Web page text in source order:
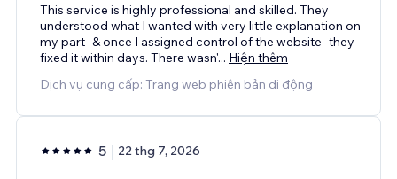
This service is highly professional and skilled. They
understood what I wanted with very little explanation on
my part -& once I assigned control of the website -they
fixed it within days. There wasn'... Hiện thêm
Dịch vụ cung cấp: Trang web phiên bản di động
5 22 thg 7, 2026